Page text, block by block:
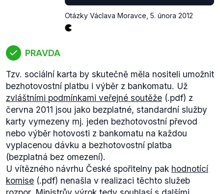
Otázky Václava Moravce 5. února 2012
PRAVDA
Tzv. sociální karta by skutečně měla nositeli umožnit
bezhotovostní platbu i výběr z bankomatu. Už
zvláštními podmínkami veřejné soutěže (.pdf) z
června 2011 jsou jako bezplatné, standardní služby
karty vymezeny mj. jeden bezhotovostní převod
nebo výběr hotovosti z bankomatu na každou
vyplacenou dávku a bezhotovostní platba
(bezplatná bez omezení).
U vítězného návrhu České spořitelny pak hodnotící
komise (.pdf) nenašla v realizaci těchto služeb